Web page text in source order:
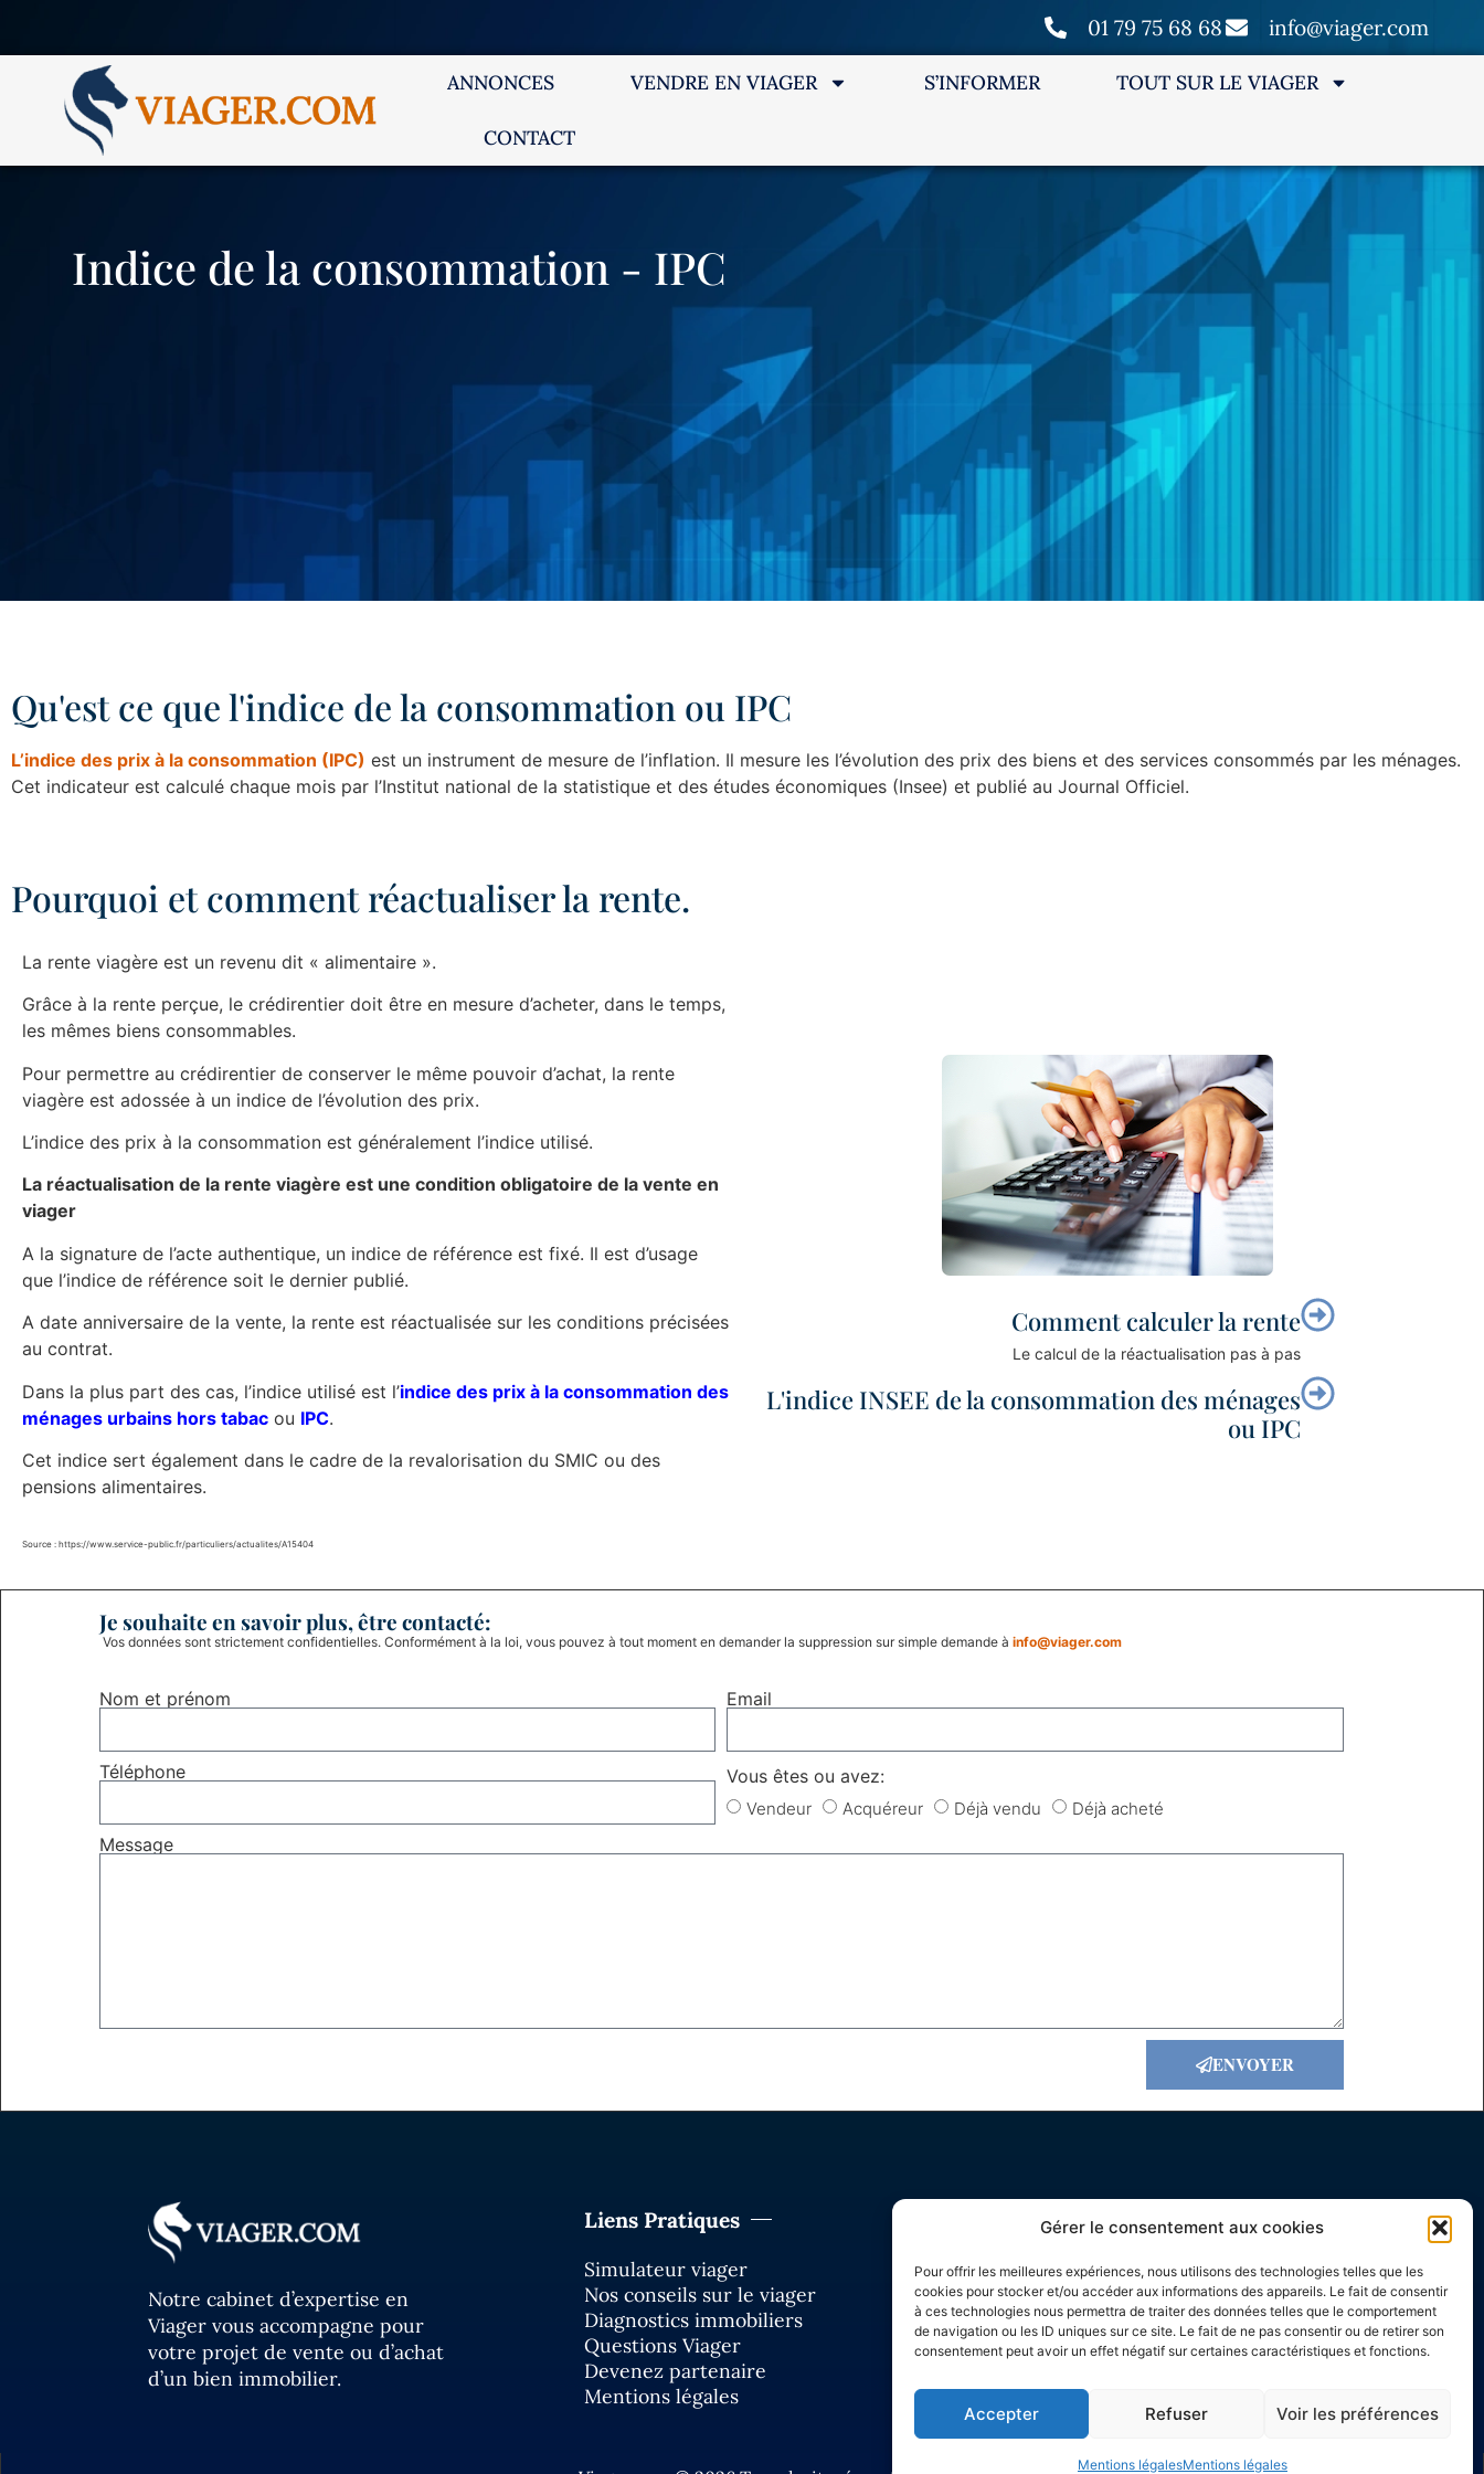
Gérer le consentement aux cookies
Pour offrir les meilleures expériences, nous utilisons des technologies telles que les
cookies pour stocker et/ou accéder aux informations des appareils. Le fait de consentir
à ces technologies nous permettra de traiter des données telles que le comportement
de navigation ou les ID uniques sur ce site. Le fait de ne pas consentir ou de retirer son
consentement peut avoir un effet négatif sur certaines caractéristiques et fonctions.
Accepter Refuser Voir les préférences
Mentions légalesMentions légales
01 79 75 68 68 info@viager.com
ANNONCES VENDRE EN VIAGER S’INFORMER TOUT SUR LE VIAGER
CONTACT
Indice de la consommation - IPC
Qu'est ce que l'indice de la consommation ou IPC
L’indice des prix à la consommation (IPC) est un instrument de mesure de l’inflation. Il mesure les l’évolution des prix des biens et des services consommés par les ménages.
Cet indicateur est calculé chaque mois par l’Institut national de la statistique et des études économiques (Insee) et publié au Journal Officiel.
Pourquoi et comment réactualiser la rente.
La rente viagère est un revenu dit « alimentaire ».
Grâce à la rente perçue, le crédirentier doit être en mesure d’acheter, dans le temps,
les mêmes biens consommables.
Pour permettre au crédirentier de conserver le même pouvoir d’achat, la rente
viagère est adossée à un indice de l’évolution des prix.
L’indice des prix à la consommation est généralement l’indice utilisé.
La réactualisation de la rente viagère est une condition obligatoire de la vente en
viager
A la signature de l’acte authentique, un indice de référence est fixé. Il est d’usage
que l’indice de référence soit le dernier publié.
A date anniversaire de la vente, la rente est réactualisée sur les conditions précisées
au contrat.
Dans la plus part des cas, l’indice utilisé est l’indice des prix à la consommation des
ménages urbains hors tabac ou IPC.
Cet indice sert également dans le cadre de la revalorisation du SMIC ou des
pensions alimentaires.
Source : https://www.service-public.fr/particuliers/actualites/A15404
Comment calculer la rente
Le calcul de la réactualisation pas à pas
L'indice INSEE de la consommation des ménages
ou IPC
Je souhaite en savoir plus, être contacté:
Vos données sont strictement confidentielles. Conformément à la loi, vous pouvez à tout moment en demander la suppression sur simple demande à info@viager.com
Nom et prénom Email
Téléphone Vous êtes ou avez:
Vendeur Acquéreur Déjà vendu Déjà acheté
Message
ENVOYER
Notre cabinet d’expertise en
Viager vous accompagne pour
votre projet de vente ou d’achat
d’un bien immobilier.
Liens Pratiques
Simulateur viager
Nos conseils sur le viager
Diagnostics immobiliers
Questions Viager
Devenez partenaire
Mentions légales
Nous Contacter
01 79 75 68 68
info@viager.com